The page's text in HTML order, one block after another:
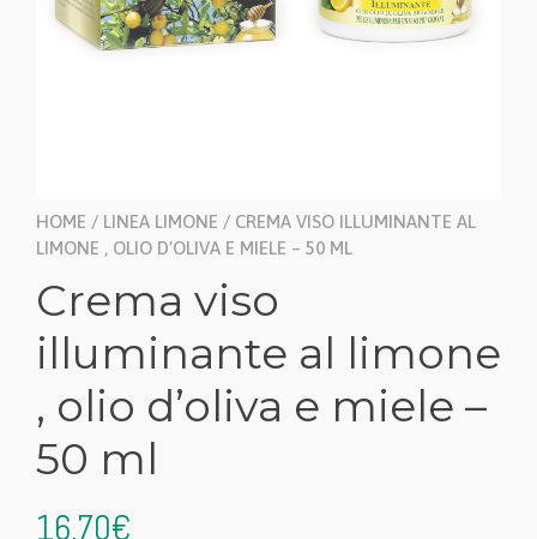
HOME / LINEA LIMONE / CREMA VISO ILLUMINANTE AL
LIMONE , OLIO D’OLIVA E MIELE – 50 ML
Crema viso
illuminante al limone
, olio d’oliva e miele –
50 ml
16,70€